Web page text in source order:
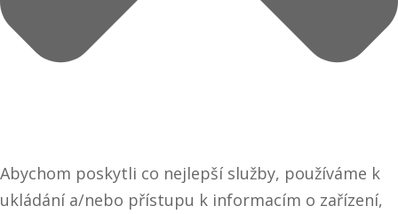
Abychom poskytli co nejlepší služby, používáme k
ukládání a/nebo přístupu k informacím o zařízení,